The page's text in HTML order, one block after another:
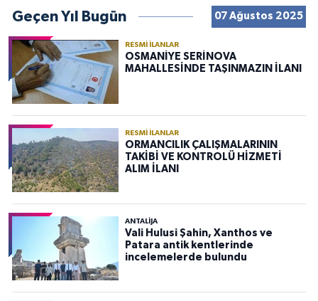
Geçen Yıl Bugün 07 Ağustos 2025
RESMI İLANLAR
OSMANİYE SERİNOVA
MAHALLESİNDE TAŞINMAZIN İLANI
RESMI İLANLAR
ORMANCILIK ÇALIŞMALARININ
TAKİBİ VE KONTROLÜ HİZMETİ
ALIM İLANI
ANTALIJA
Vali Hulusi Şahin, Xanthos ve
Patara antik kentlerinde
incelemelerde bulundu